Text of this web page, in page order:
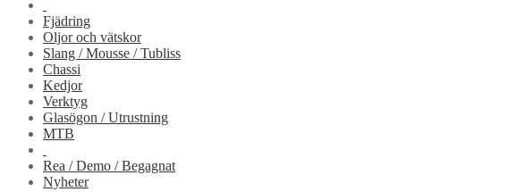
Fjädring
Oljor och vätskor
Slang / Mousse / Tubliss
Chassi
Kedjor
Verktyg
Glasögon / Utrustning
MTB
Rea / Demo / Begagnat
Nyheter